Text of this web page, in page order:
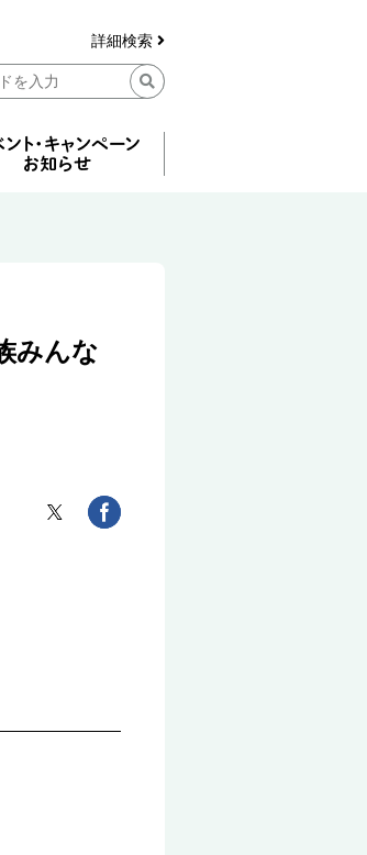
詳細検索
みんな